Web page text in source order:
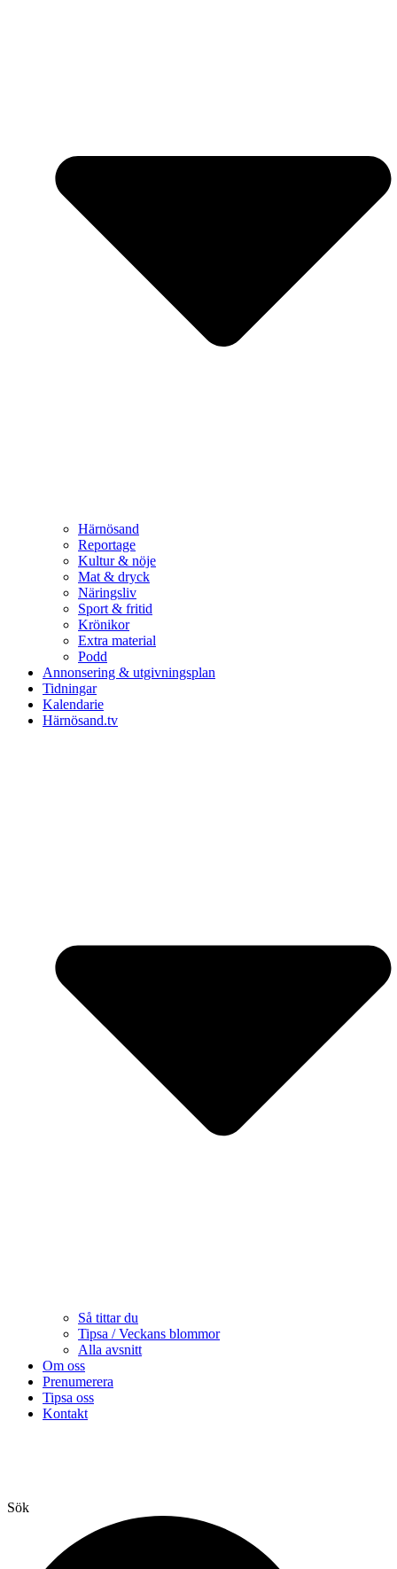
Härnösand
Reportage
Kultur & nöje
Mat & dryck
Näringsliv
Sport & fritid
Krönikor
Extra material
Podd
Annonsering & utgivningsplan
Tidningar
Kalendarie
Härnösand.tv
Så tittar du
Tipsa / Veckans blommor
Alla avsnitt
Om oss
Prenumerera
Tipsa oss
Kontakt
Sök